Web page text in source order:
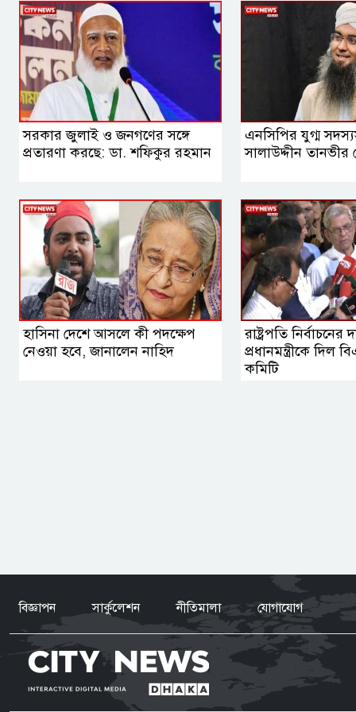
সরকার জুলাই ও জনগণের সঙ্গে
প্রতারণা করছে: ডা. শফিকুর রহমান
এনসিপির যুগ্ম
সালাউদ্দীন তানভীর
হাসিনা দেশে আসলে কী পদক্ষেপ
নেওয়া হবে, জানালেন নাহিদ
রাষ্ট্রপতি নির্বাচনের
প্রধানমন্ত্রীকে দিল
কমিটি
বিজ্ঞাপন সার্কুলেশন নীতিমালা যোগাযোগ